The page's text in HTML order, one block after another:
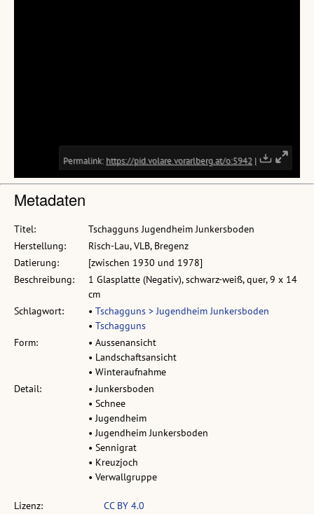
Metadaten
Titel:
Tschagguns Jugendheim Junkersboden
Herstellung:
Risch-Lau, VLB, Bregenz
Datierung:
[zwischen 1930 und 1978]
Beschreibung:
1 Glasplatte (Negativ), schwarz-weiß, quer, 9 x 14
cm
Schlagwort:
• Tschagguns > Jugendheim Junkersboden
• Tschagguns
Form:
• Aussenansicht
• Landschaftsansicht
• Winteraufnahme
Detail:
• Junkersboden
• Schnee
• Jugendheim
• Jugendheim Junkersboden
• Sennigrat
• Kreuzjoch
• Verwallgruppe
Lizenz:
CC BY 4.0